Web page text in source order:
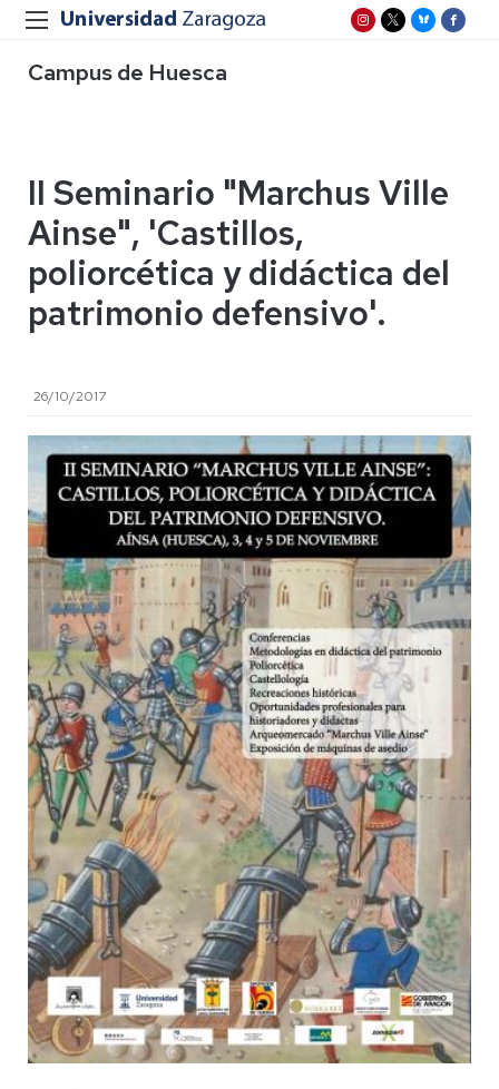
Campus de Huesca
II Seminario "Marchus Ville
Ainse", 'Castillos,
poliorcética y didáctica del
patrimonio defensivo'.
26/10/2017